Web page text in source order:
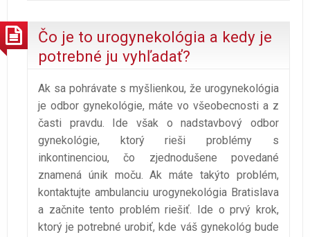
Čo je to urogynekológia a kedy je
potrebné ju vyhľadať?
Ak sa pohrávate s myšlienkou, že urogynekológia
je odbor gynekológie, máte vo všeobecnosti a z
časti pravdu. Ide však o nadstavbový odbor
gynekológie, ktorý rieši problémy s
inkontinenciou, čo zjednodušene povedané
znamená únik moču. Ak máte takýto problém,
kontaktujte ambulanciu urogynekológia Bratislava
a začnite tento problém riešiť. Ide o prvý krok,
ktorý je potrebné urobiť, kde váš gynekológ bude